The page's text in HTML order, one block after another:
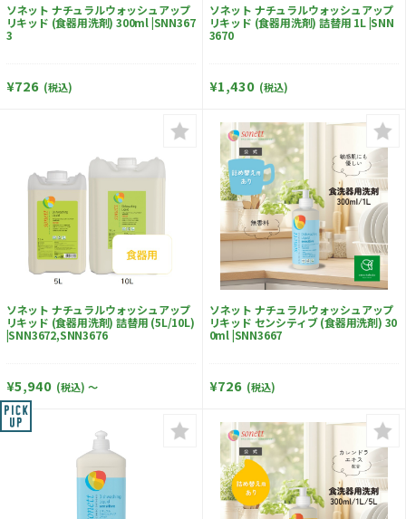
ソネット ナチュラルウォッシュアップ
リキッド (食器用洗剤) 300ml |SNN367
3
¥726 (税込)
ソネット ナチュラルウォッシュアップ
リキッド (食器用洗剤) 詰替用 1L |SNN
3670
¥1,430 (税込)
ソネット ナチュラルウォッシュアップ
リキッド (食器用洗剤) 詰替用 (5L/10L)
|SNN3672,SNN3676
¥5,940 (税込) ～
ソネット ナチュラルウォッシュアップ
リキッド センシティブ (食器用洗剤) 30
0ml |SNN3667
¥726 (税込)